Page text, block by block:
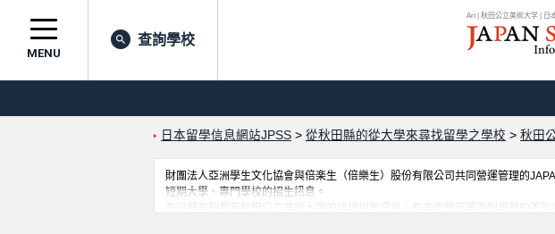
Art | 秋田公立美術大学 | 日
MENU
查詢學校
日本留學信息網站JPSS > 從秋田縣的從大學來尋找留學之學校 > 秋田
財團法人亞洲學生文化協會與倍楽生（倍樂生）股份有限公司共同營運管理的
短期大學、專門學校的招生訊息。
在這裡有刊載著秋田公立美術大学的詳細招生訊息。有美術學部等各別學部的不